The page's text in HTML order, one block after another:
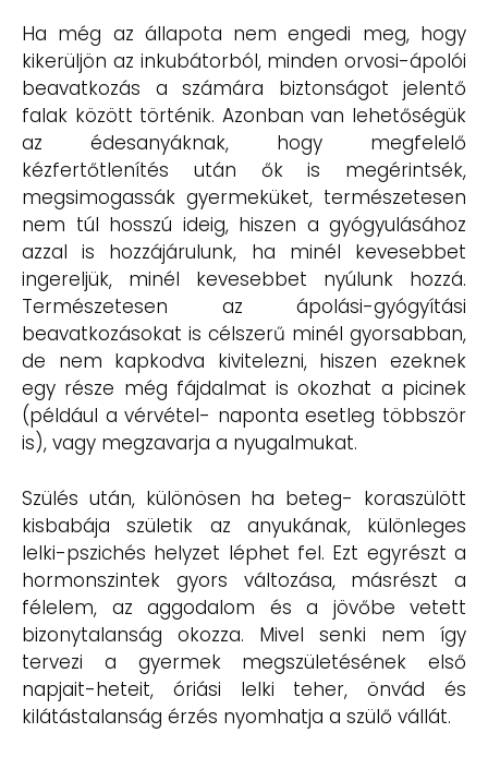
Ha még az állapota nem engedi meg, hogy
kikerüljön az inkubátorból, minden orvosi-ápolói
beavatkozás a számára biztonságot jelentő
falak között történik. Azonban van lehetőségük
az édesanyáknak, hogy megfelelő
kézfertőtlenítés után ők is megérintsék,
megsimogassák gyermeküket, természetesen
nem túl hosszú ideig, hiszen a gyógyulásához
azzal is hozzájárulunk, ha minél kevesebbet
ingereljük, minél kevesebbet nyúlunk hozzá.
Természetesen az ápolási-gyógyítási
beavatkozásokat is célszerű minél gyorsabban,
de nem kapkodva kivitelezni, hiszen ezeknek
egy része még fájdalmat is okozhat a picinek
(például a vérvétel- naponta esetleg többször
is), vagy megzavarja a nyugalmukat.
Szülés után, különösen ha beteg- koraszülött
kisbabája születik az anyukának, különleges
lelki-pszichés helyzet léphet fel. Ezt egyrészt a
hormonszintek gyors változása, másrészt a
félelem, az aggodalom és a jövőbe vetett
bizonytalanság okozza. Mivel senki nem így
tervezi a gyermek megszületésének első
napjait-heteit, óriási lelki teher, önvád és
kilátástalanság érzés nyomhatja a szülő vállát.